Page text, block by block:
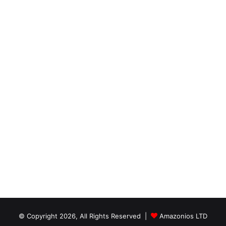
© Copyright 2026, All Rights Reserved | Amazonios LTD